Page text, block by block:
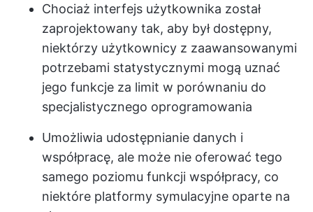
Chociaż interfejs użytkownika został
zaprojektowany tak, aby był dostępny,
niektórzy użytkownicy z zaawansowanymi
potrzebami statystycznymi mogą uznać
jego funkcje za limit w porównaniu do
specjalistycznego oprogramowania
Umożliwia udostępnianie danych i
współpracę, ale może nie oferować tego
samego poziomu funkcji współpracy, co
niektóre platformy symulacyjne oparte na